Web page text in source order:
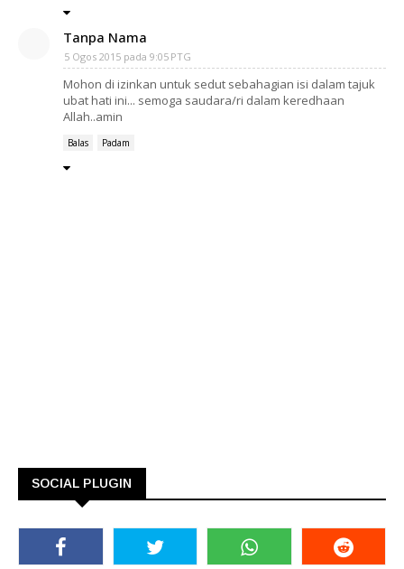
Tanpa Nama
5 Ogos 2015 pada 9:05 PTG
Mohon di izinkan untuk sedut sebahagian isi dalam tajuk
ubat hati ini... semoga saudara/ri dalam keredhaan
Allah..amin
Balas Padam
SOCIAL PLUGIN